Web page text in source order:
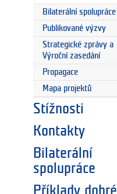
Bilaterální spolupráce
Publikované výzvy
Strategické zprávy a
Výroční zasedání
Propagace
Mapa projektů
Stížnosti
Kontakty
Bilaterální
spolupráce
Příklady dobré